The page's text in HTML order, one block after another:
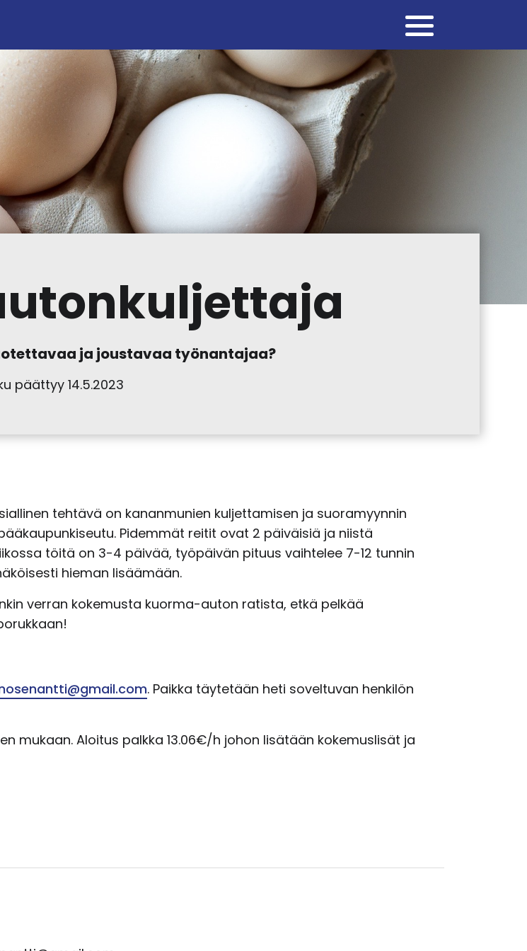
ja joustavaa työnantajaa?
päättyy 14.5.2023
tehtävä on kananmunien kuljettamisen ja suoramyynnin
Pidemmät reitit ovat 2 päiväisiä ja niistä
töitä on 3-4 päivää, työpäivän pituus vaihtelee 7-12 tunnin
hieman lisäämään.
verran kokemusta kuorma-auton ratista, etkä pelkää
. Paikka täytetään heti soveltuvan henkilön
mukaan. Aloitus palkka 13.06€/h johon lisätään kokemuslisät ja